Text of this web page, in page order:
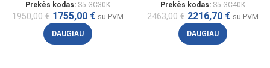
Prekės kodas: S5-GC30K
1950,00€ 1755,00 € su PVM
DAUGIAU
Prekės kodas: S5-GC40K
2463,00€ 2216,70 € su PVM
DAUGIAU